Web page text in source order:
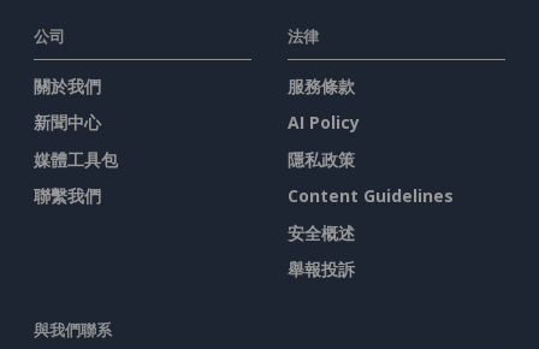
公司
關於我們
新聞中心
媒體工具包
聯繫我們
法律
服務條款
AI Policy
隱私政策
Content Guidelines
安全概述
舉報投訴
與我們聯系